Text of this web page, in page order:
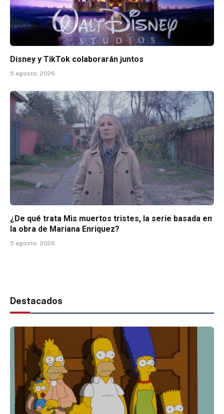
Disney y TikTok colaborarán juntos
5 agosto, 2026
¿De qué trata Mis muertos tristes, la serie basada en
la obra de Mariana Enriquez?
5 agosto, 2026
Destacados